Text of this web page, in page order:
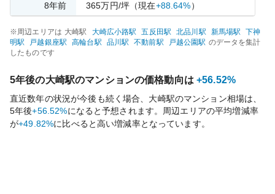
8年前 365万円/坪 （現在+88.64%）
※周辺エリアは 大崎駅 大崎広小路駅 五反田駅 北品川駅 新馬場駅
下神
明駅 戸越銀座駅 高輪台駅 品川駅 不動前駅 戸越公園駅 のデータを集計
したものです
5年後の大崎駅のマンションの価格動向は +56.52%
直近数年の状況が今後も続く場合、 大崎駅のマンション相場は、
5年後+56.52%になると予想されます。周辺エリアの平均増減率
が+49.82%に比べると高い増減率となっています。